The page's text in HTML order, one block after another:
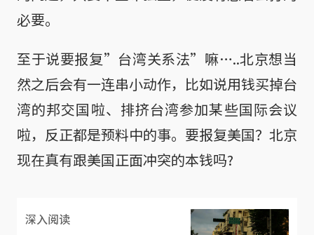
必要。
至于说要报复”台湾关系法”嘛…..北京想当
然之后会有一连串小动作，比如说用钱买掉台
湾的邦交国啦、排挤台湾参加某些国际会议
啦，反正都是预料中的事。要报复美国？北京
现在真有跟美国正面冲突的本钱吗?
深入阅读